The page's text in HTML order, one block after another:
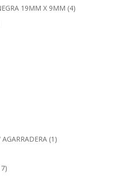
19MM X 9MM (4)
(1)